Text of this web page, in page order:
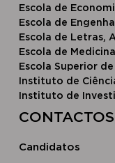
Escola de
Escola de
Escola de Letras,
Escola de Medicina
Escola Superior
Instituto de
Instituto de
CONTACTOS
Candidatos